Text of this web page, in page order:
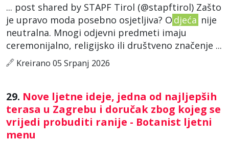
... post shared by STAPF Tirol (@stapftirol) Zašto
je upravo moda posebno osjetljiva? O djeća nije
neutralna. Mnogi odjevni predmeti imaju
ceremonijalno, religijsko ili društveno značenje ...
Kreirano 05 Srpanj 2026
29. Nove ljetne ideje, jedna od najljepših
terasa u Zagrebu i doručak zbog kojeg se
vrijedi probuditi ranije - Botanist ljetni
menu